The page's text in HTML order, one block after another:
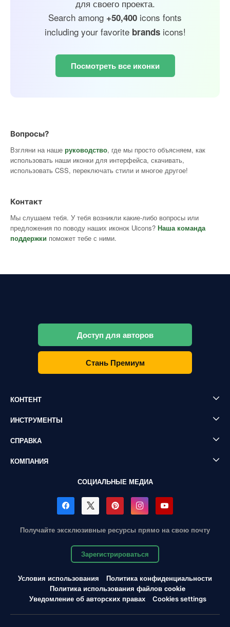
для своего проекта.
Search among +50,400 icons fonts
including your favorite brandsicons!
Посмотреть все иконки
Вопросы?
Взгляни на наше руководство, где мы просто объясняем, как
использовать наши иконки для интерфейса, скачивать,
использовать CSS, переключать стили и многое другое!
Контакт
Мы слушаем тебя. У тебя возникли какие-либо вопросы или
предложения по поводу наших иконок Uicons? Наша команда
поддержки поможет тебе с ними.
Доступ для авторов
Стань Премиум
КОНТЕНТ
ИНСТРУМЕНТЫ
СПРАВКА
КОМПАНИЯ
СОЦИАЛЬНЫЕ МЕДИА
Получайте эксклюзивные ресурсы прямо на свою почту
Зарегистрироваться
Условия использования
Политика конфиденциальности
Политика использования файлов cookie
Уведомление об авторских правах
Cookies settings